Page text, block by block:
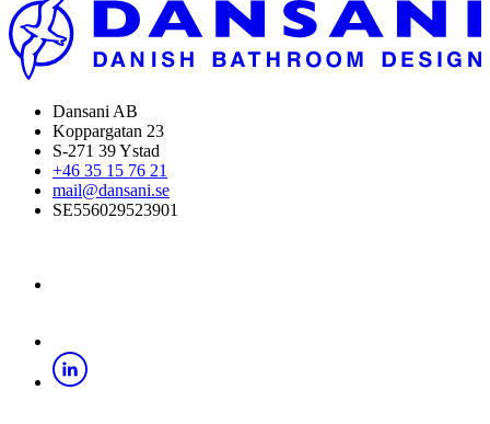
Dansani AB
Koppargatan 23
S-271 39 Ystad
+46 35 15 76 21
mail@dansani.se
SE556029523901